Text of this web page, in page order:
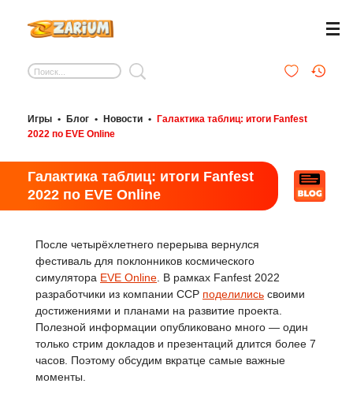
Игры • Блог • Новости •
Галактика таблиц: итоги Fanfest
2022 по EVE Online
Галактика таблиц: итоги Fanfest
2022 по EVE Online
После четырёхлетнего перерыва вернулся
фестиваль для поклонников космического
симулятора EVE Online . В рамках Fanfest 2022
разработчики из компании CCP поделились своими
достижениями и планами на развитие проекта.
Полезной информации опубликовано много — один
только стрим докладов и презентаций длится более 7
часов. Поэтому обсудим вкратце самые важные
моменты.